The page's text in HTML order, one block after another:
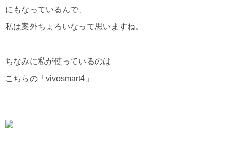
にもなっているんで、
私は案外ちょろいなって思いますね。
ちなみに私が使っているのは
こちらの「vivosmart4」